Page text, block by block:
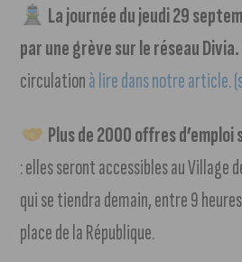
La journée du jeudi 29
par une grève sur le réseau Divia.
circulationà lire dans notre article.
Plus de 2000 offres
: elles seront accessibles au Village
qui se tiendra demain, entre 9
place de la République.